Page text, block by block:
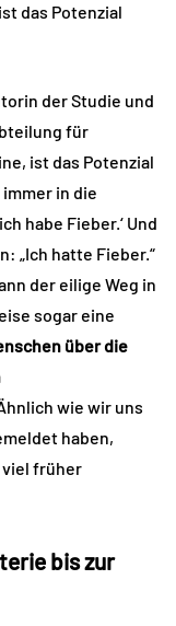
das Potenzial
der Studie und
für
ist das Potenzial
in die
habe Fieber.‘ Und
„Ich hatte Fieber.“
der eilige Weg in
sogar eine
über die
wie wir uns
haben,
viel früher
bis zur